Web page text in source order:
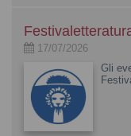
17/07/2026
Gli